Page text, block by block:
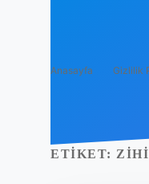
Anasayfa Gizlilik
ETIKET: